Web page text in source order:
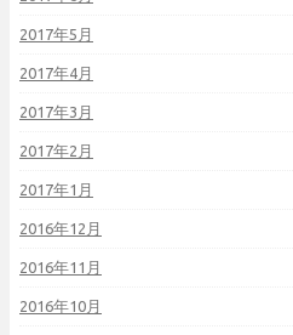
2017年5月
2017年4月
2017年3月
2017年2月
2017年1月
2016年12月
2016年11月
2016年10月